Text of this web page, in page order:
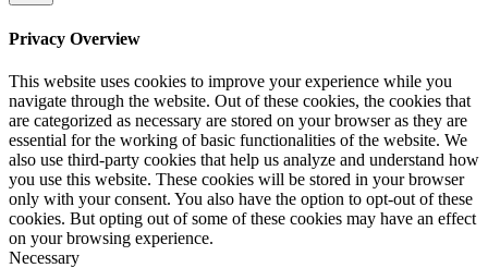
Privacy Overview
This website uses cookies to improve your experience while you
navigate through the website. Out of these cookies, the cookies that
are categorized as necessary are stored on your browser as they are
essential for the working of basic functionalities of the website. We
also use third-party cookies that help us analyze and understand how
you use this website. These cookies will be stored in your browser
only with your consent. You also have the option to opt-out of these
cookies. But opting out of some of these cookies may have an effect
on your browsing experience.
Necessary